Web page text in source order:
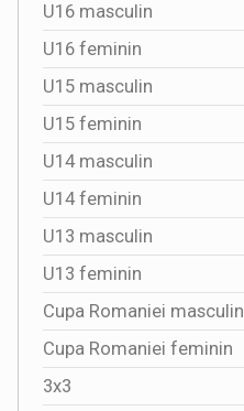
U16 masculin
U16 feminin
U15 masculin
U15 feminin
U14 masculin
U14 feminin
U13 masculin
U13 feminin
Cupa Romaniei masculin
Cupa Romaniei feminin
3x3